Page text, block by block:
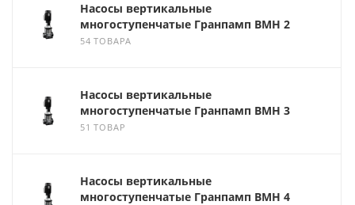
Насосы вертикальные
многоступенчатые Гранпамп ВМН 2
54 ТОВАРА
Насосы вертикальные
многоступенчатые Гранпамп ВМН 3
51 ТОВАР
Насосы вертикальные
многоступенчатые Гранпамп ВМН 4